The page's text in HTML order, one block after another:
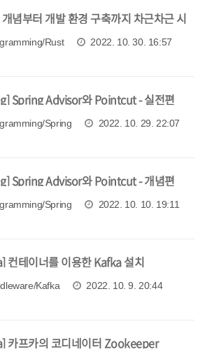
념부터 개발 환경 구축까지 차근차근 시
Rust 2022. 10. 30. 16:57
Spring Advisor와 Pointcut - 실전편
Spring 2022. 10. 29. 22:07
Spring Advisor와 Pointcut - 개념편
Spring 2022. 10. 10. 19:11
컨테이너를 이용한 Kafka 설치
Kafka 2022. 10. 9. 20:44
카프카의 코디네이터 Zookeeper